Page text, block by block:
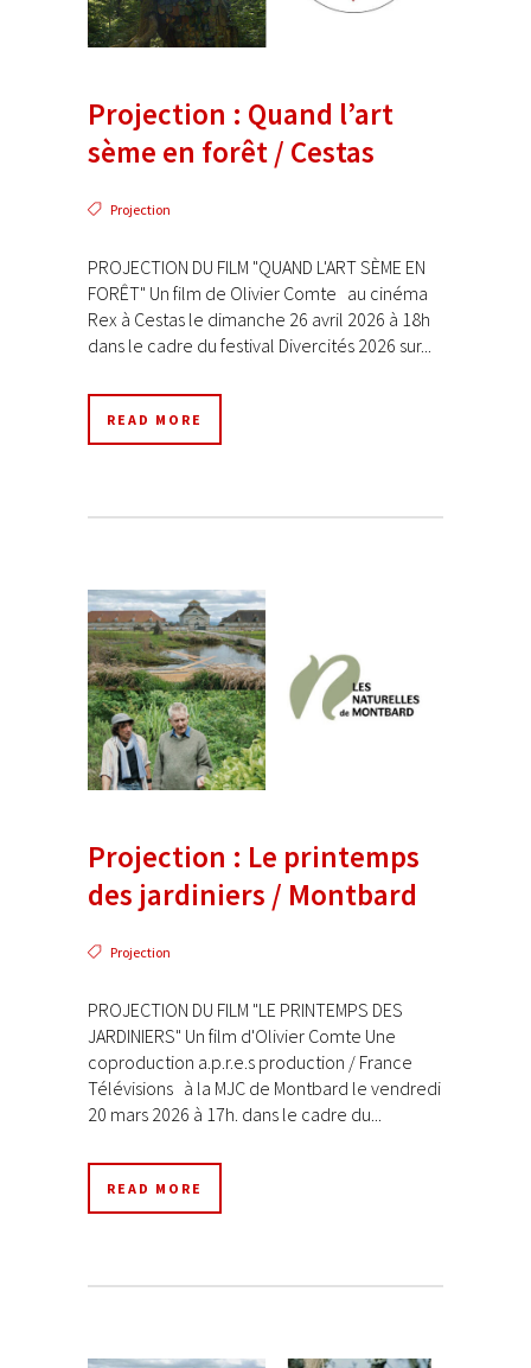
Projection : Quand l’art
sème en forêt / Cestas
Projection
PROJECTION DU FILM "QUAND L'ART SÈME EN
FORÊT" Un film de Olivier Comte au cinéma
Rex à Cestas le dimanche 26 avril 2026 à 18h
dans le cadre du festival Divercités 2026 sur...
READ MORE
Projection : Le printemps
des jardiniers / Montbard
Projection
PROJECTION DU FILM "LE PRINTEMPS DES
JARDINIERS" Un film d'Olivier Comte Une
coproduction a.p.r.e.s production / France
Télévisions à la MJC de Montbard le vendredi
20 mars 2026 à 17h. dans le cadre du...
READ MORE